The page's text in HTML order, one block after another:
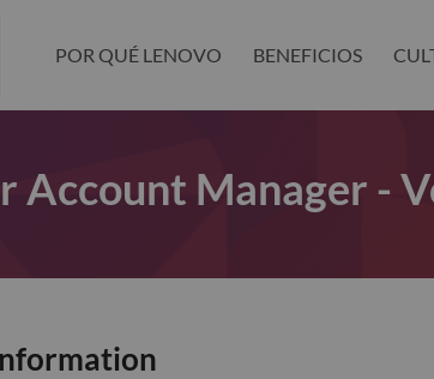
POR QUÉ LENOVO BENEFICIOS
Account Manager -